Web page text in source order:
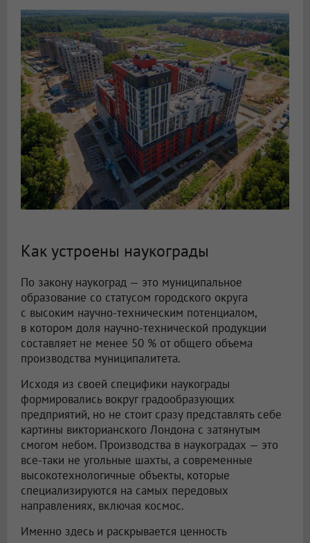
Как устроены наукограды
По закону наукоград — это муниципальное
образование со статусом городского округа
с высоким научно-техническим потенциалом,
в котором доля научно-технической продукции
составляет не менее 50 % от общего объема
производства муниципалитета.
Исходя из своей специфики наукограды
формировались вокруг градообразующих
предприятий, но не стоит сразу представлять себе
картины викторианского Лондона с затянутым
смогом небом. Производства в наукоградах — это
все-таки не угольные шахты, а современные
высокотехнологичные объекты, которые
специализируются на самых передовых
направлениях, включая космос.
Именно здесь и раскрывается ценность